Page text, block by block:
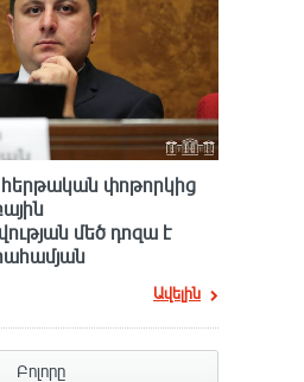
հերթական փոթորկից
մեծ դnզա է
Ավելին
Բոլորը